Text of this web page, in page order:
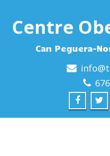
Centre
Can Peguera-